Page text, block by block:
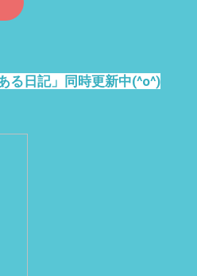
る日記」同時更新中(^o^)